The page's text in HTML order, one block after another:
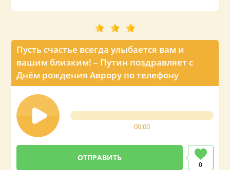
Пусть счастье всегда улыбается вам и
вашим близким! – Путин поздравляет с
Днём рождения Аврору по телефону
00:00
0